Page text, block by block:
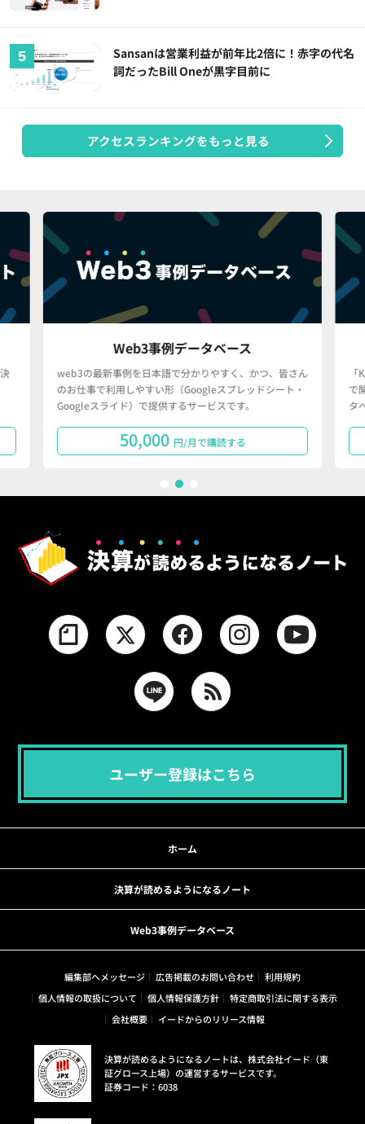
Sansanは営業利益が前年比2倍に！赤字の代名
詞だったBill Oneが黒字目前に
アクセスランキングをもっと見る
Web3事例データベース
web3の最新事例を日本語で分かりやすく、かつ、皆さん
のお仕事で利用しやすい形（Googleスプレッドシート・
Googleスライド）で提供するサービスです。
50,000 円/月で購読する
で
タ
ユーザー登録はこちら
ホーム
決算が読めるようになるノート
Web3事例データベース
編集部へメッセージ 広告掲載のお問い合わせ
利用規約
個人情報の取扱について
個人情報保護方針
特定商取引法に関する表示
会社概要
イードからのリリース情報
決算が読めるようになるノートは、株式会社イード（東
証グロース上場）の運営するサービスです。
証券コード：6038